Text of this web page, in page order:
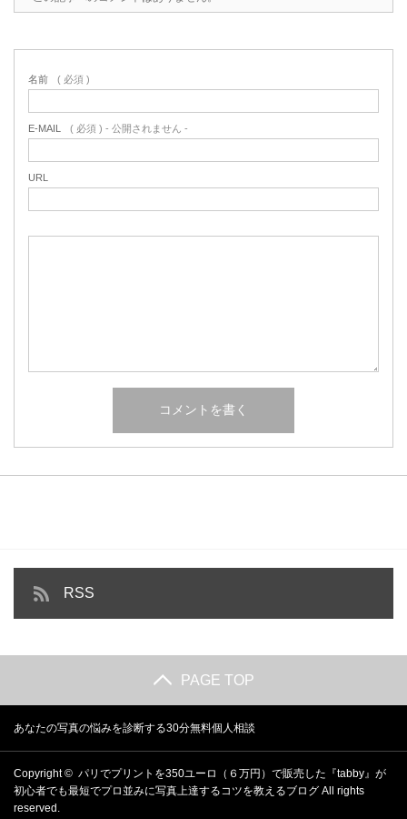
名前 ( 必須 )
E-MAIL ( 必須 ) - 公開されません -
URL
RSS
PAGE TOP
あなたの写真の悩みを診断する30分無料個人相談
Copyright © パリでプリントを350ユーロ（６万円）で販売した『tabby』が
初心者でも最短でプロ並みに写真上達するコツを教えるブログ All rights
reserved.